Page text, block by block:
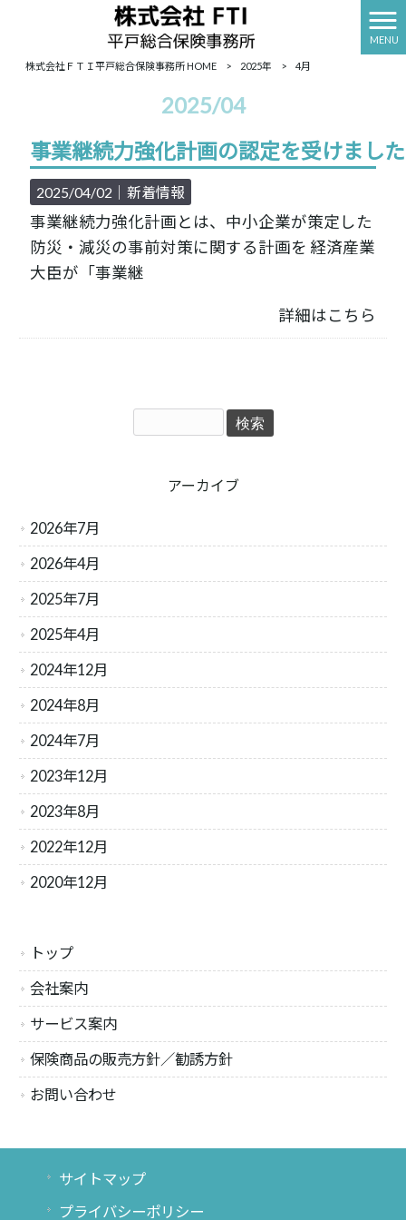
MENU
株式会社ＦＴＩ平戸総合保険事務所 HOME > 2025年 > 4月
2025/04
事業継続力強化計画の認定を受けました
2025/04/02｜新着情報
事業継続力強化計画とは、中小企業が策定した
防災・減災の事前対策に関する計画を 経済産業
大臣が「事業継
詳細はこちら
アーカイブ
2026年7月
2026年4月
2025年7月
2025年4月
2024年12月
2024年8月
2024年7月
2023年12月
2023年8月
2022年12月
2020年12月
トップ
会社案内
サービス案内
保険商品の販売方針／勧誘方針
お問い合わせ
サイトマップ
プライバシーポリシー